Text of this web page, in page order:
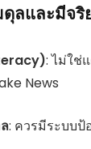
ลและมีจริ
: ไม่ใช่
News
: ควรมีระบบป้